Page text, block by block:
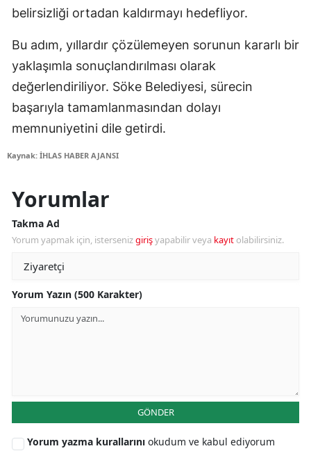
belirsizliği ortadan kaldırmayı hedefliyor.
Bu adım, yıllardır çözülemeyen sorunun kararlı bir
yaklaşımla sonuçlandırılması olarak
değerlendiriliyor. Söke Belediyesi, sürecin
başarıyla tamamlanmasından dolayı
memnuniyetini dile getirdi.
Kaynak: İHLAS HABER AJANSI
Yorumlar
Takma Ad
Yorum yapmak için, istersenizgirişyapabilir veya kayıt olabilirsiniz.
Yorum Yazın (500 Karakter)
GÖNDER
Yorum yazma kurallarını okudum ve kabul ediyorum